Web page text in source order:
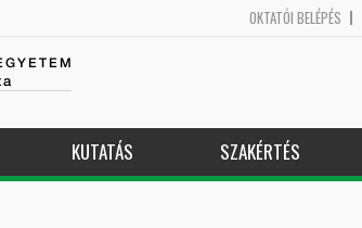
OKTATÓI BELÉPÉS
KUTATÁS SZAKÉRTÉS